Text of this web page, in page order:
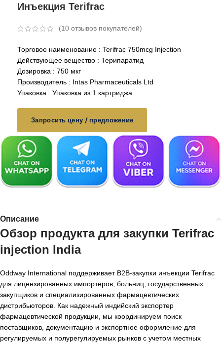
Инъекция Terifrac
(10 отзывов покупателей)
Торговое наименование : Terifrac 750mcg Injection
Действующее вещество : Терипаратид
Дозировка : 750 мкг
Производитель : Intas Pharmaceuticals Ltd
Упаковка : Упаковка из 1 картриджа
Запросить цену / предложение
Описание
Обзор продукта для закупки Terifrac
injection India
Oddway International поддерживает B2B-закупки инъекции Terifrac
для лицензированных импортеров, больниц, государственных
закупщиков и специализированных фармацевтических
дистрибьюторов. Как надежный индийский экспортер
фармацевтической продукции, мы координируем поиск
поставщиков, документацию и экспортное оформление для
регулируемых и полурегулируемых рынков с учетом местных